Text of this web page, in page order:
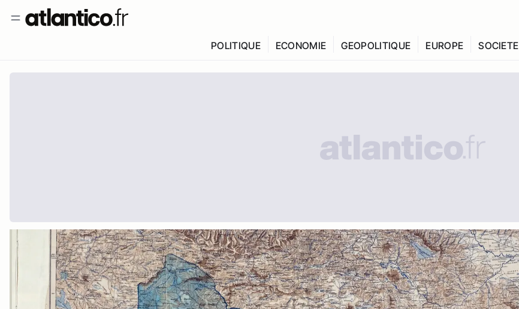
POLITIQUE ECONOMIE GEOPOLITIQUE EUROPE SOCIETE